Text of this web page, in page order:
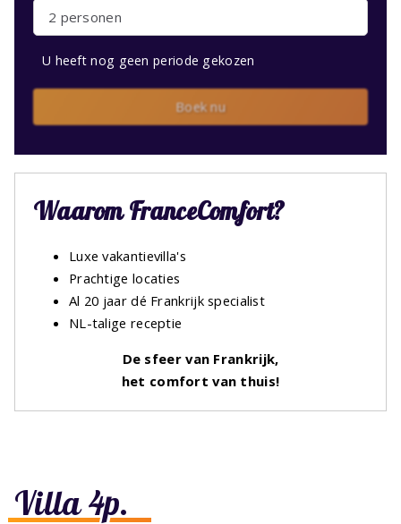
Villa 4p.
2 personen
U heeft nog geen periode gekozen
Boek nu
Waarom FranceComfort?
Luxe vakantievilla's
Prachtige locaties
Al 20 jaar dé Frankrijk specialist
NL-talige receptie
De sfeer van Frankrijk,
het comfort van thuis!